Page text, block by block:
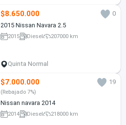
$8.650.000
0
2015 Nissan Navara 2.5
2015 Diesel 207000 km
Quinta Normal
$7.000.000 19
(Rebajado 7%)
Nissan navara 2014
2014 Diesel 218000 km